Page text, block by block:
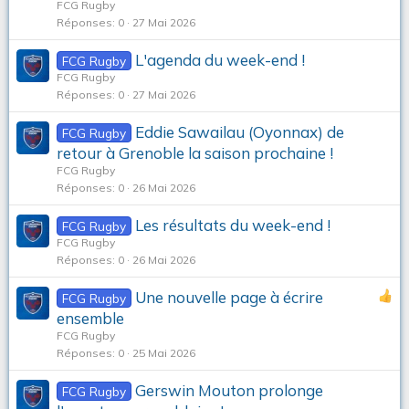
FCG Rugby
Réponses 0 27 Mai 2026
FCG Rugby L'agenda du week-end !
FCG Rugby
Réponses 0 27 Mai 2026
FCG Rugby
Eddie Sawailau (Oyonnax) de
retour à Grenoble la saison prochaine !
FCG Rugby
Réponses 0 26 Mai 2026
FCG Rugby Les résultats du week-end !
FCG Rugby
Réponses 0 26 Mai 2026
FCG Rugby
Une nouvelle page à écrire
ensemble
FCG Rugby
Réponses 0 25 Mai 2026
FCG Rugby
Gerswin Mouton prolonge